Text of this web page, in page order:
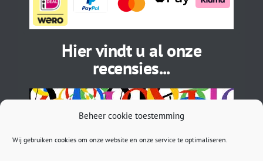
Beheer cookie toestemming
Wij gebruiken cookies om onze website en onze service te optimaliseren.
Hier vindt u al onze
recensies...